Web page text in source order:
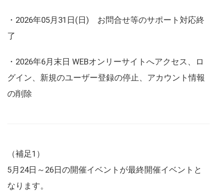
・2026年05月31日(日) お問合せ等のサポート対応終
了
・2026年6月末日 WEBオンリーサイトへアクセス、ロ
グイン、新規のユーザー登録の停止、アカウント情報
の削除
（補足1）
5月24日～26日の開催イベントが最終開催イベントと
なります。